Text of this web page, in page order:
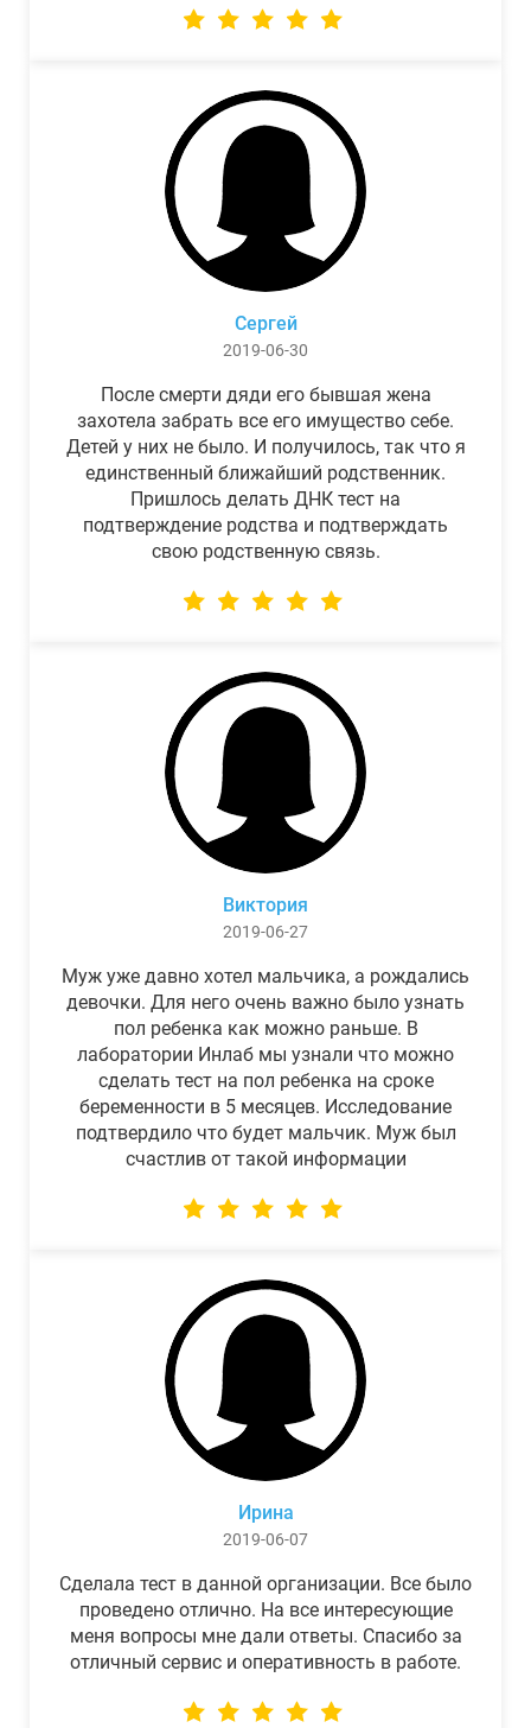
Сергей
2019-06-30
После смерти дяди его бывшая жена
захотела забрать все его имущество себе.
Детей у них не было. И получилось, так что я
единственный ближайший родственник.
Пришлось делать ДНК тест на
подтверждение родства и подтверждать
свою родственную связь.
Виктория
2019-06-27
Муж уже давно хотел мальчика, а рождались
девочки. Для него очень важно было узнать
пол ребенка как можно раньше. В
лаборатории Инлаб мы узнали что можно
сделать тест на пол ребенка на сроке
беременности в 5 месяцев. Исследование
подтвердило что будет мальчик. Муж был
счастлив от такой информации
Ирина
2019-06-07
Сделала тест в данной организации. Все было
проведено отлично. На все интересующие
меня вопросы мне дали ответы. Спасибо за
отличный сервис и оперативность в работе.